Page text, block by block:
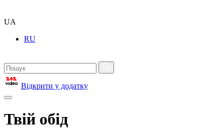
UA
RU
Відкрити у додатку
Твій обід